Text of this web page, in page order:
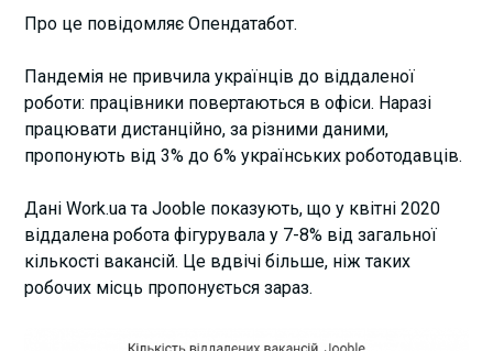
Про це повідомляє Опендатабот.
Пандемія не привчила українців до віддаленої
роботи: працівники повертаються в офіси. Наразі
працювати дистанційно, за різними даними,
пропонують від 3% до 6% українських роботодавців.
Дані Work.ua та Jooble показують, що у квітні 2020
віддалена робота фігурувала у 7-8% від загальної
кількості вакансій. Це вдвічі більше, ніж таких
робочих місць пропонується зараз.